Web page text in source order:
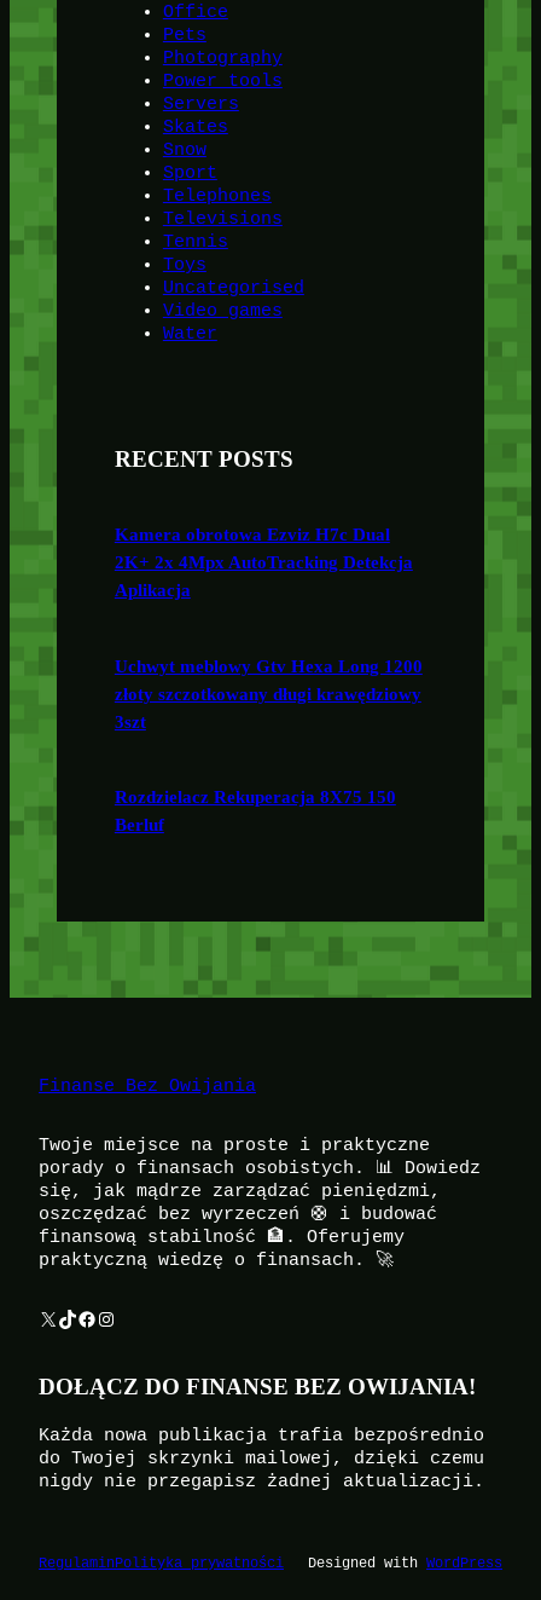
Office
Pets
Photography
Power tools
Servers
Skates
Snow
Sport
Telephones
Televisions
Tennis
Toys
Uncategorised
Video games
Water
RECENT POSTS
Kamera obrotowa Ezviz H7c Dual
2K+ 2x 4Mpx AutoTracking Detekcja
Aplikacja
Uchwyt meblowy Gtv Hexa Long 1200
złoty szczotkowany długi krawędziowy
3szt
Rozdzielacz Rekuperacja 8X75 150
Berluf
Finanse Bez Owijania
Twoje miejsce na proste i praktyczne
porady o finansach osobistych. 📊 Dowiedz
się, jak mądrze zarządzać pieniędzmi,
oszczędzać bez wyrzeczeń 🛟 i budować
finansową stabilność 🏦. Oferujemy
praktyczną wiedzę o finansach. 🚀
X TikTok Facebook Instagram
DOŁĄCZ DO FINANSE BEZ OWIJANIA!
Każda nowa publikacja trafia bezpośrednio
do Twojej skrzynki mailowej, dzięki czemu
nigdy nie przegapisz żadnej aktualizacji.
RegulaminPolityka prywatności Designed with WordPress